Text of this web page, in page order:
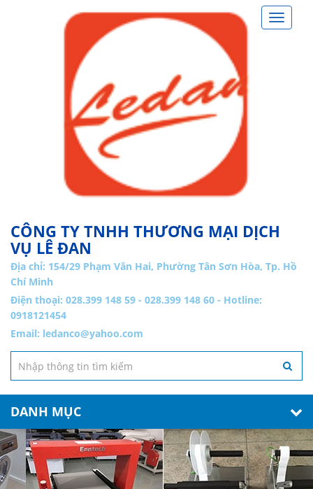
Toggle
CÔNG TY TNHH THƯƠNG MẠI DỊCH
VỤ LÊ ĐAN
Địa chỉ: 154/29 Phạm Văn Hai, Phường Tân Sơn Hòa, Tp. Hồ
Chí Minh
Điện thoại: 028.399 148 59 - 028.399 148 60 - Hotline:
0918121454
Email: ledanco@yahoo.com
DANH MỤC